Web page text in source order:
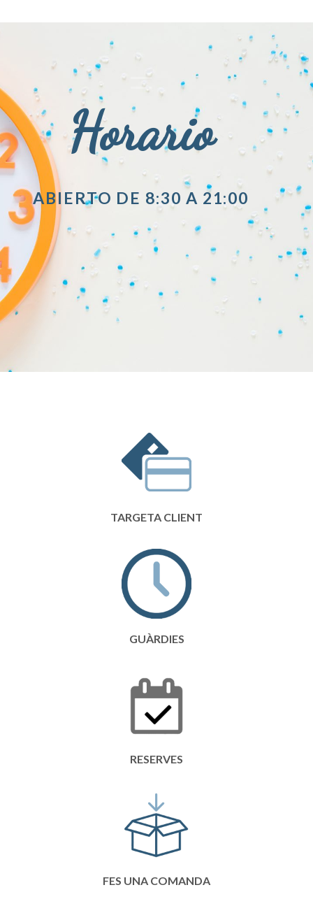
Horario
ABIERTO DE 8:30 A 21:00
TARGETA CLIENT
GUÀRDIES
RESERVES
FES UNA COMANDA